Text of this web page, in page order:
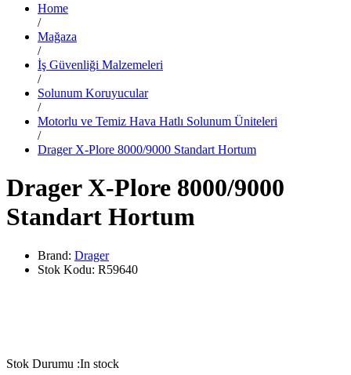
Home
/
Mağaza
/
İş Güvenliği Malzemeleri
/
Solunum Koruyucular
/
Motorlu ve Temiz Hava Hatlı Solunum Üniteleri
/
Drager X-Plore 8000/9000 Standart Hortum
Drager X-Plore 8000/9000
Standart Hortum
Brand: Drager
Stok Kodu: R59640
Stok Durumu :In stock